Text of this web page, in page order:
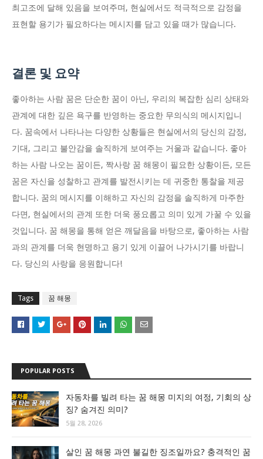
최고조에 달해 있음을 보여주며, 현실에서도 적극적으로 감정을
표현할 용기가 필요하다는 메시지를 담고 있을 때가 많습니다.
결론 및 요약
좋아하는 사람 꿈은 단순한 꿈이 아닌, 우리의 복잡한 심리 상태와
관계에 대한 깊은 욕구를 반영하는 중요한 무의식의 메시지입니
다. 꿈속에서 나타나는 다양한 상황들은 현실에서의 당신의 감정,
기대, 그리고 불안감을 솔직하게 보여주는 거울과 같습니다. 좋아
하는 사람 나오는 꿈이든, 짝사랑 꿈 해몽이 필요한 상황이든, 모든
꿈은 자신을 성찰하고 관계를 발전시키는 데 귀중한 통찰을 제공
합니다. 꿈의 메시지를 이해하고 자신의 감정을 솔직하게 마주한
다면, 현실에서의 관계 또한 더욱 풍요롭고 의미 있게 가꿀 수 있을
것입니다. 꿈 해몽을 통해 얻은 깨달음을 바탕으로, 좋아하는 사람
과의 관계를 더욱 현명하고 용기 있게 이끌어 나가시기를 바랍니
다. 당신의 사랑을 응원합니다!
Tags 꿈 해몽
POPULAR POSTS
자동차를 빌려 타는 꿈 해몽 미지의 여정, 기회의 상
징? 숨겨진 의미?
5월 28, 2026
살인 꿈 해몽 과연 불길한 징조일까요? 충격적인 꿈